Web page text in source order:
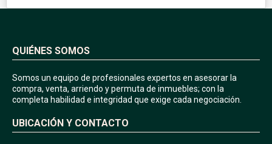
QUIÉNES SOMOS
Somos un equipo de profesionales expertos en asesorar la
compra, venta, arriendo y permuta de inmuebles; con la
completa habilidad e integridad que exige cada negociación.
UBICACIÓN Y CONTACTO